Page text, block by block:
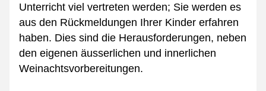
Unterricht viel vertreten werden; Sie werden es
aus den Rückmeldungen Ihrer Kinder erfahren
haben. Dies sind die Herausforderungen, neben
den eigenen äusserlichen und innerlichen
Weinachtsvorbereitungen.